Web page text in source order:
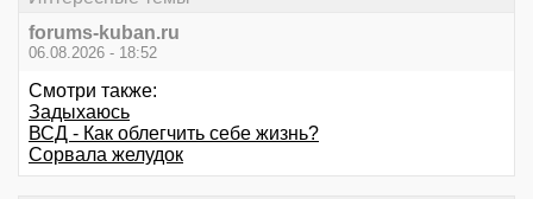
forums-kuban.ru
06.08.2026 - 18:52
Смотри также:
Задыхаюсь
ВСД - Как облегчить себе жизнь?
Сорвала желудок